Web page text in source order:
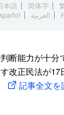
本語 简体字
العربية
断能力が十分
改正民法が
記事全文を